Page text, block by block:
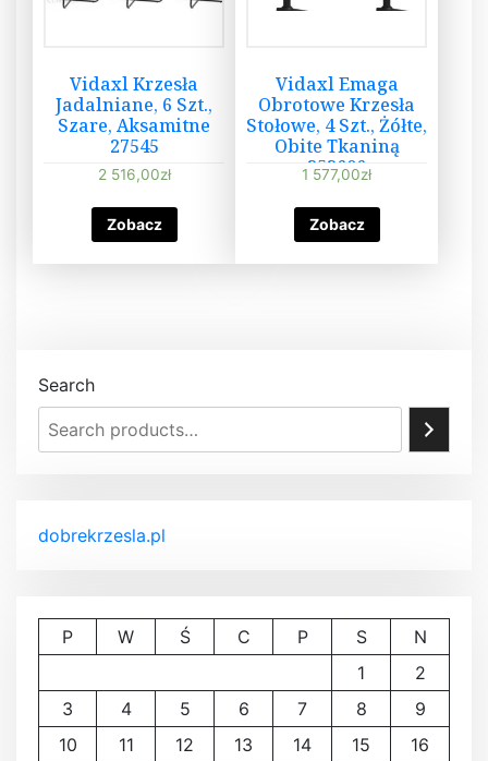
Vidaxl Krzesła
Jadalniane, 6 Szt.,
Szare, Aksamitne
27545
2 516,00zł
Zobacz
Vidaxl Emaga
Obrotowe Krzesła
Stołowe, 4 Szt., Żółte,
Obite Tkaniną
353606
1 577,00zł
Zobacz
Search
dobrekrzesla.pl
P W Ś C P S
N
1
2
3
4 5 6 7 8
9
10
11 12 13 14 15
16